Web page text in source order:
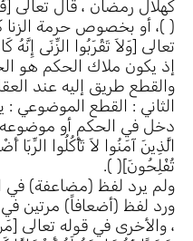
كهلال رمضان ، قال
( )، أو بخصوص حرمة الزنا
تعالى [وَلاَ تَقْرَبُوا الزِّنَى
إذ يكون ملاك الحكم هو
والقطع طريق إليه عند
الثاني : القطع الموضوعي
دخل في الحكم أو موضوعه
الَّذِينَ آمَنُوا لاَ تَأْكُلُوا
تُفْلِحُونَ]( ).
ولم يرد لفظ (مضاعفة) في
ورد لفظ (أضعافاً) مرتين في
، والأخرى في قوله تعالى